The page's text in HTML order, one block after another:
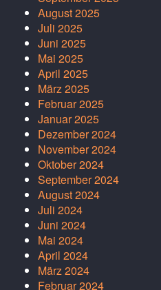
August 2025
Juli 2025
Juni 2025
Mai 2025
April 2025
März 2025
Februar 2025
Januar 2025
Dezember 2024
November 2024
Oktober 2024
September 2024
August 2024
Juli 2024
Juni 2024
Mai 2024
April 2024
März 2024
Februar 2024